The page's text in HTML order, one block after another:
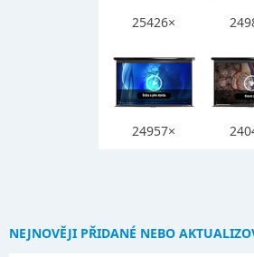
25426×
24957×
NEJNOVĚJI PŘIDANÉ NEBO